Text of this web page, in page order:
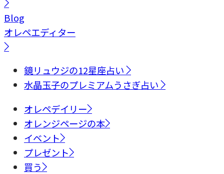
Blog
オレペエディター
鏡リュウジの12星座占い
水晶玉子のプレミアムうさぎ占い
オレペデイリー
オレンジページの本
イベント
プレゼント
買う